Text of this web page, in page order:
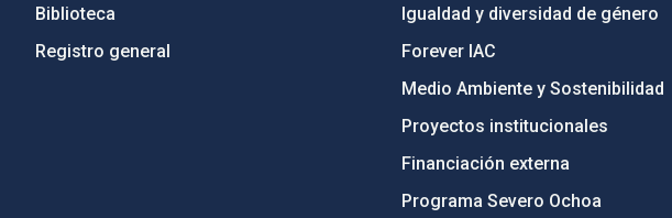
Biblioteca
Registro general
Igualdad y diversidad de género
Forever IAC
Medio Ambiente y Sostenibilidad
Proyectos institucionales
Financiación externa
Programa Severo Ochoa